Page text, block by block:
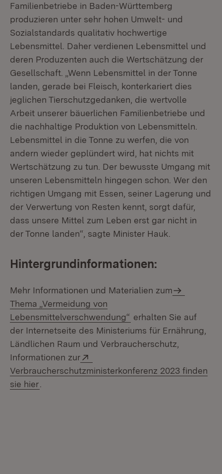
Familienbetriebe in Baden-Württemberg
produzieren unter sehr hohen Umwelt- und
Sozialstandards qualitativ hochwertige
Lebensmittel. Daher verdienen Lebensmittel und
deren Produzenten auch die Wertschätzung der
Gesellschaft. „Wenn Lebensmittel in der Tonne
landen, gerade bei Fleisch, konterkariert dies
jeglichen Tierschutzgedanken, die wertvolle
Arbeit unserer bäuerlichen Familienbetriebe und
die nachhaltige Produktion von Lebensmitteln.
Lebensmittel in die Tonne zu werfen, die von
andern wieder geplündert wird, hat nichts mit
Wertschätzung zu tun. Der bewusste Umgang mit
unseren Lebensmitteln hingegen schon. Wer den
richtigen Umgang mit Essen, seiner Lagerung und
der Verwertung von Resten kennt, sorgt dafür,
dass unsere Mittel zum Leben erst gar nicht in
der Tonne landen“, sagte Minister Hauk.
Hintergrundinformationen:
Mehr Informationen und Materialien zum
Thema „Vermeidung von
Lebensmittelverschwendung“ erhalten Sie auf
der Internetseite des Ministeriums für Ernährung,
Ländlichen Raum und Verbraucherschutz,
Informationen zur
Verbraucherschutzministerkonferenz 2023 finden
sie hier